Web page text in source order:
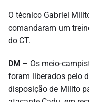
O técnico Gabriel
comandaram um
do CT.
DM – Os meio-
foram liberados pelo
disposição de Milito